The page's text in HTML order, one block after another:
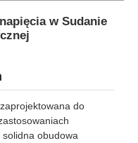
w Sudanie
do
solidna obudowa